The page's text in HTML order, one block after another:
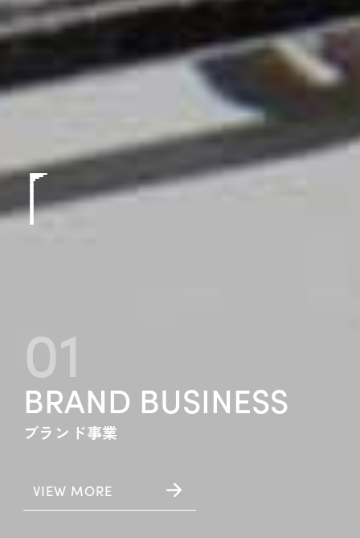
01
BRAND BUSINESS
ブランド事業
VIEW MORE